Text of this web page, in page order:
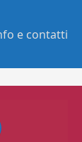
e contatti